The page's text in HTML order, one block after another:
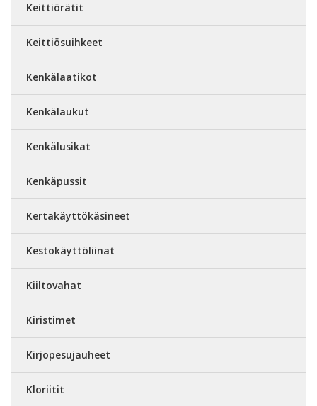
Keittiörätit
Keittiösuihkeet
Kenkälaatikot
Kenkälaukut
Kenkälusikat
Kenkäpussit
Kertakäyttökäsineet
Kestokäyttöliinat
Kiiltovahat
Kiristimet
Kirjopesujauheet
Kloriitit